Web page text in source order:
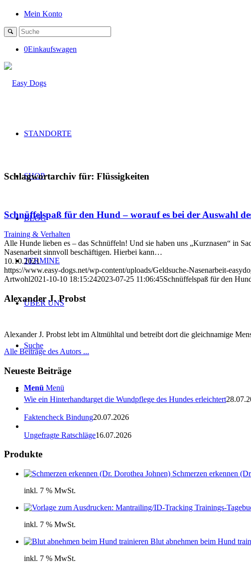
Mein Konto
0Einkaufswagen
STANDORTE
SHOP
BLOG
TERMINE
ÜBER UNS
Suche
Menü Menü
Schlagwortarchiv für: Flüssigkeiten
Schnüffelspaß für den Hund – worauf es bei der Auswahl
Training & Verhalten
Alle Hunde lieben es – das Schnüffeln! Und sie haben uns „Kurznasen“ in
Nasenarbeit sinnvoll beschäftigen. Hierbei kann…
10.10.2021
https://www.easy-dogs.net/wp-content/uploads/Geldsuche-Nasenarbeit-
Artwohl2021-10-10 18:15:242023-07-25 11:06:45Schnüffelspaß für den
Alexander J. Probst
Alexander J. Probst lebt im Altmühltal und betreibt dort die gleichnamige
Alle Beiträge des Autors ...
Neueste Beiträge
Wie ein Hinterhandtarget die Wundpflege des Hundes erleichtert
Faktencheck Bindung20.07.2026
Ungefragte Ratschläge16.07.2026
Produkte
Schmerzen erkennen
inkl. 7 % MwSt.
inkl. 7 % MwSt.
Blut abnehmen beim Hund
inkl. 7 % MwSt.